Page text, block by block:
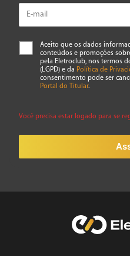
ENVIAR AVALIAÇÃO
Aceito que os dados
conteúdos e promoções
pela Eletroclub, nos termos
(LGPD) e da Política de
consentimento pode ser
Portal do Titular.
Você precisa estar logado para se